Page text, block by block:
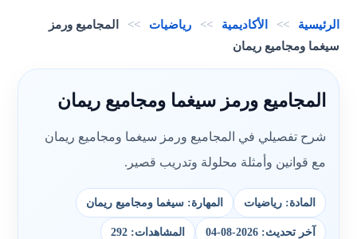
الرئيسية >> الأكاديمية >> رياضيات >>
المجاميع ورمز
سيغما ومجاميع ريمان
المجاميع ورمز سيغما ومجاميع ريمان
شرح تفصيلي في المجاميع ورمز سيغما ومجاميع ريمان
مع قوانين وأمثلة محلولة وتدريب قصير.
المادة: رياضيات المهارة: سيغما ومجاميع ريمان
آخر تحديث: 2026-08-04 المشاهدات: 292